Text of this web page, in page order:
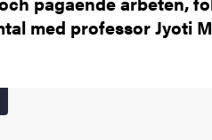
med professor Jyoti